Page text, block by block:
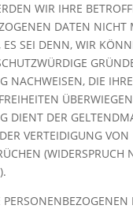
WIR IHRE
DATEN NICHT
ES SEI DENN, WIR
NACHWEISEN, DIE
DIENT DER
VERTEIDIGUNG VON
(WIDERSPRUCH